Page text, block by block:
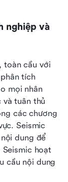
nghiệp và
toàn cầu với
tích
mọi nhân
và tuân thủ
các chương
Seismic
dung để
Seismic hoạt
cầu nội dung